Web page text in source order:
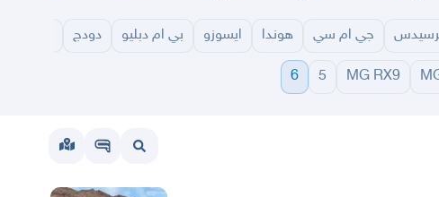
جي ام سي هوندا ايسوزو بي ام دبليو دودج
MG RX9
5
6